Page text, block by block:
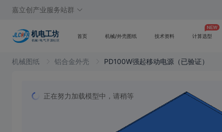
嘉立创产业服务站群
首页 机械/外壳图纸 技术资料 计算选型
机械图纸 铝合金外壳 PD100W强起移动电源（已验证）
正在努力加载模型中，请稍等